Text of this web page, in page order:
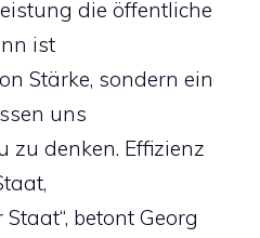
die öffentliche
ist
Stärke, sondern ein
uns
zu denken. Effizienz
betont Georg